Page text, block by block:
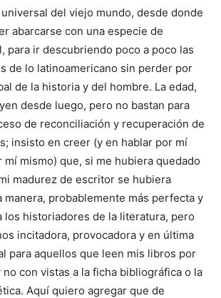
del viejo mundo, desde donde
abarcarse con una especie de
para ir descubriendo poco a poco las
de lo latinoamericano sin perder por
de la historia y del hombre. La edad,
desde luego, pero no bastan para
de reconciliación y recuperación de
insisto en creer (y en hablar por mí
mí mismo) que, si me hubiera quedado
madurez de escritor se hubiera
manera, probablemente más perfecta y
los historiadores de la literatura, pero
incitadora, provocadora y en última
para aquellos que leen mis libros por
con vistas a la ficha bibliográfica o la
Aquí quiero agregar que de